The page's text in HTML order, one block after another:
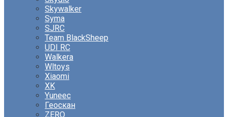
Skywalker
Syma
SJRC
Team BlackSheep
UDI RC
Walkera
Wltoys
Xiaomi
XK
Yuneec
Геоскан
ZERO